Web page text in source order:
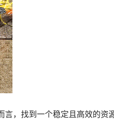
言，找到一个稳定且高效的